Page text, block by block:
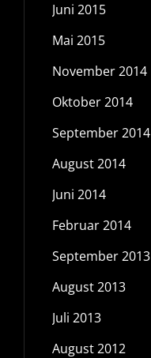
Juni 2015
Mai 2015
November 2014
Oktober 2014
September 2014
August 2014
Juni 2014
Februar 2014
September 2013
August 2013
Juli 2013
August 2012